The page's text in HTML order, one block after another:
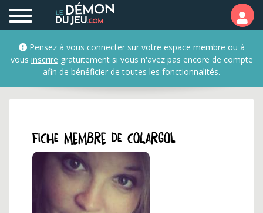
Profil et fiche membre
Pensez à vous connectersur votre espace membre ou à
vous inscrire gratuitement si vous n'avez pas encore de compte
afin de bénéficier de toutes les fonctionnalités.
Fiche membre de colargol